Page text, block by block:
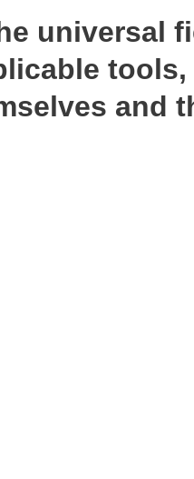
universal
tools,
and